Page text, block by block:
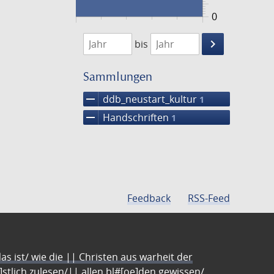
0
1474
1475
bis
keyboard_arrow_right
Suche
Sammlungen
remove ddb_neustart_kultur 1
remove Handschriften 1
Feedback RSS-Feed
ist/ wie die || Christen aus warheit der